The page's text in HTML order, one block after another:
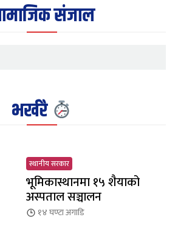
संजाल
भर्खरै
स्थानीय सरकार
भूमिकास्थानमा १५ शैयाको
अस्पताल सञ्चालन
१४ घण्टाअगाडि